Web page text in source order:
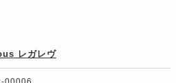
レガレヴ